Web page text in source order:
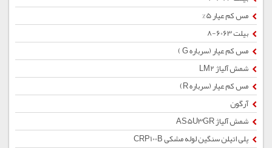
مس کم عیار 5%
بیلت 6063-8
مس کم عیار (سرباره G )
شمش آلیاژ LM2
مس کم عیار (سرباره R)
آرگون
شمش آلیاژ AS5U3GR
پلی اتیلن سنگین لوله مشکی CRP100B